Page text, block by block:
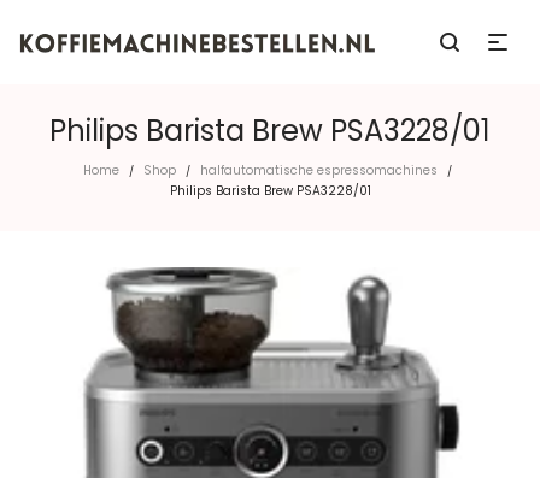
Philips Barista Brew PSA3228/01
Home / Shop / halfautomatische espressomachines /
Philips Barista Brew PSA3228/01